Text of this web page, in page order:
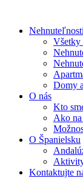
Nehnuteľnosti
Všetky
Domy
O nás
Kto
Ako na
O Španielsku
Kontaktujte